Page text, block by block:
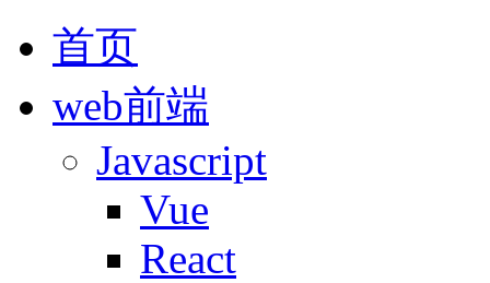
首页
web前端
Javascript
Vue
React